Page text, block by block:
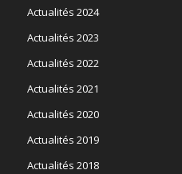
Actualités 2024
Actualités 2023
Actualités 2022
Actualités 2021
Actualités 2020
Actualités 2019
Actualités 2018